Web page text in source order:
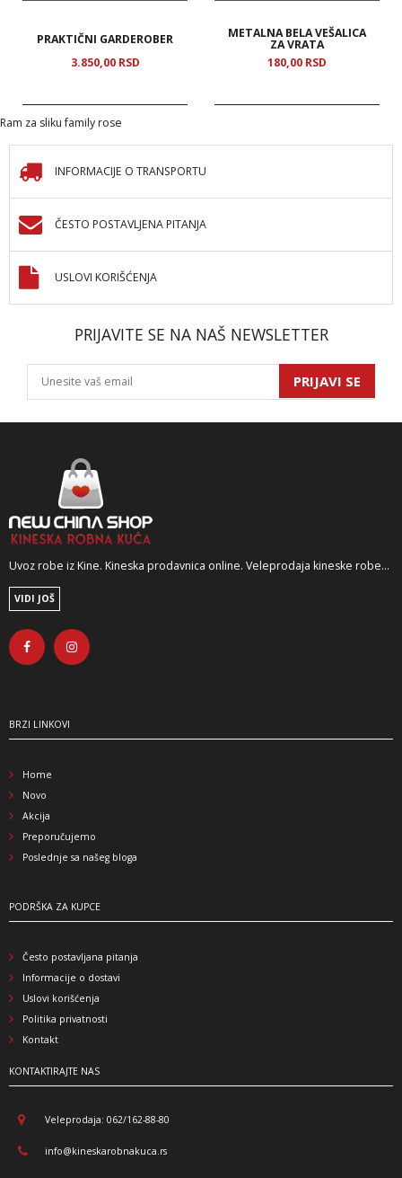
PRAKTIČNI GARDEROBER
3.850,00 RSD
METALNA BELA VEŠALICA
ZA VRATA
180,00 RSD
Ram za sliku family rose
INFORMACIJE O TRANSPORTU
ČESTO POSTAVLJENA PITANJA
USLOVI KORIŠĆENJA
PRIJAVITE SE NA NAŠ NEWSLETTER
PRIJAVI SE
Uvoz robe iz Kine. Kineska prodavnica online. Veleprodaja kineske robe...
VIDI JOŠ
BRZI LINKOVI
Home
Novo
Akcija
Preporučujemo
Poslednje sa našeg bloga
PODRŠKA ZA KUPCE
Često postavljana pitanja
Informacije o dostavi
Uslovi korišćenja
Politika privatnosti
Kontakt
KONTAKTIRAJTE NAS
Veleprodaja: 062/162-88-80
info@kineskarobnakuca.rs